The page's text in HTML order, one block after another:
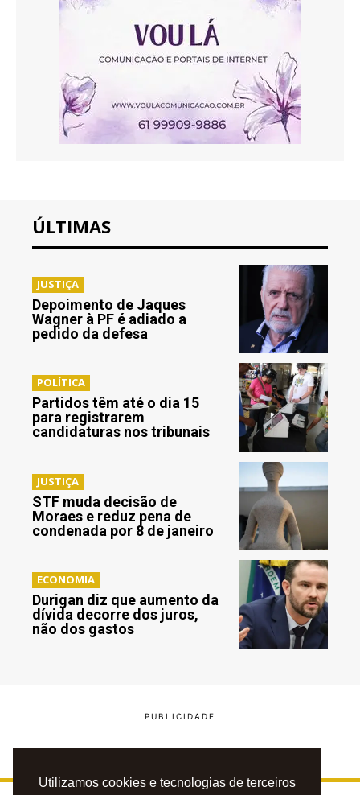
Utilizamos cookies e tecnologias de terceiros
ÚLTIMAS
JUSTIÇA
Depoimento de Jaques
Wagner à PF é adiado a
pedido da defesa
POLÍTICA
Partidos têm até o dia 15
para registrarem
candidaturas nos tribunais
JUSTIÇA
STF muda decisão de
Moraes e reduz pena de
condenada por 8 de janeiro
ECONOMIA
Durigan diz que aumento da
dívida decorre dos juros,
não dos gastos